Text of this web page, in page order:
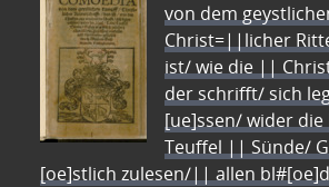
von dem
Christ=||licher
ist/ wie die ||
der schrifft/ sich
[ue]ssen/ wider
Teuffel || Sünde/
[oe]stlich zulesen/|| allen